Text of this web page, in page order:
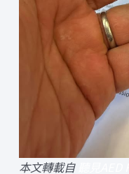
本文轉載自